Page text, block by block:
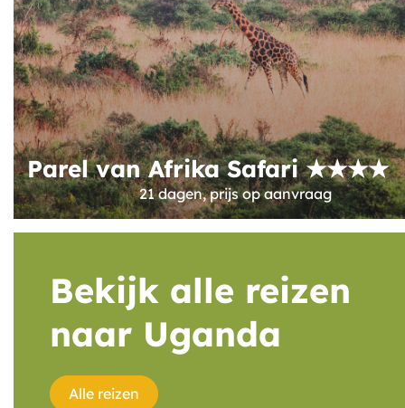
Parel van Afrika Safari ★★★★
21 dagen, prijs op aanvraag
Bekijk alle reizen
naar Uganda
Alle reizen